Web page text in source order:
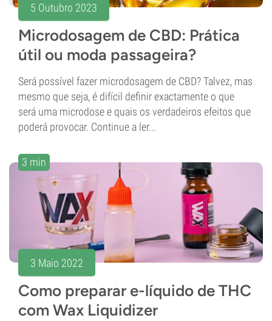
5 Outubro 2023
Microdosagem de CBD: Prática
útil ou moda passageira?
Será possível fazer microdosagem de CBD? Talvez, mas
mesmo que seja, é difícil definir exactamente o que
será uma microdose e quais os verdadeiros efeitos que
poderá provocar. Continue a ler...
3 min
3 Maio 2022
Como preparar e-líquido de THC
com Wax Liquidizer